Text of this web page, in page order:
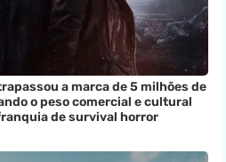
a marca de 5 milhões de
o peso comercial e cultural
de survival horror